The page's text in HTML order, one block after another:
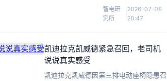
充，配激光雷达及天
枢领航系统，补能与
智电研
究所
2026-07-08
20:47
凯迪拉克凯威德紧急召回，老司机
说说真实感受
凯迪拉克凯威德因第三排电动座椅隐患召